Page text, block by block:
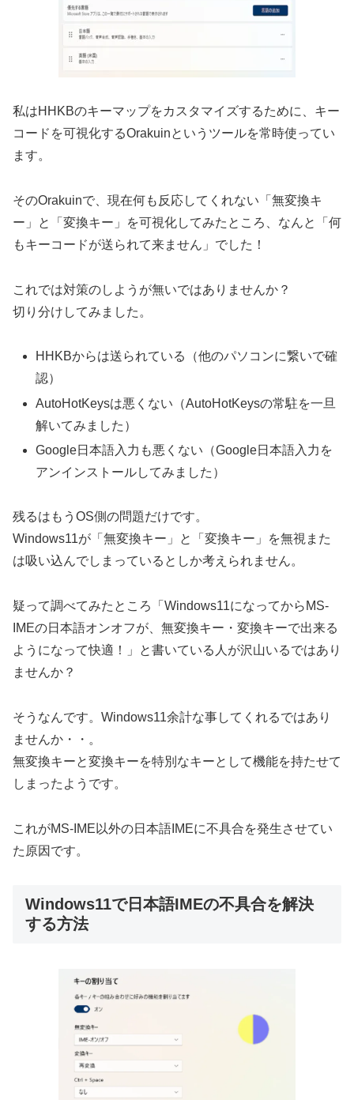
私はHHKBのキーマップをカスタマイズするために、キー
コードを可視化するOrakuinというツールを常時使ってい
ます。
そのOrakuinで、現在何も反応してくれない「無変換キ
ー」と「変換キー」を可視化してみたところ、なんと「何
もキーコードが送られて来ません」でした！
これでは対策のしようが無いではありませんか？
切り分けしてみました。
HHKBからは送られている（他のパソコンに繋いで確
認）
AutoHotKeysは悪くない（AutoHotKeysの常駐を一旦
解いてみました）
Google日本語入力も悪くない（Google日本語入力を
アンインストールしてみました）
残るはもうOS側の問題だけです。
Windows11が「無変換キー」と「変換キー」を無視また
は吸い込んでしまっているとしか考えられません。
疑って調べてみたところ「Windows11になってからMS-
IMEの日本語オンオフが、無変換キー・変換キーで出来る
ようになって快適！」と書いている人が沢山いるではあり
ませんか？
そうなんです。Windows11余計な事してくれるではあり
ませんか・・。
無変換キーと変換キーを特別なキーとして機能を持たせて
しまったようです。
これがMS-IME以外の日本語IMEに不具合を発生させてい
た原因です。
Windows11で日本語IMEの不具合を解決
する方法